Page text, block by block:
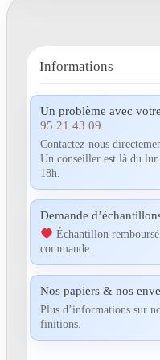
Informations
Un problème avec
95 21 43 09
Contactez-nous
Un conseiller est là du
18h.
Demande
Échantillon remboursé
commande.
Nos papiers & nos
Plus d’informations sur
finitions.